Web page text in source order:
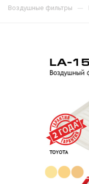
Воздушные фильтры —